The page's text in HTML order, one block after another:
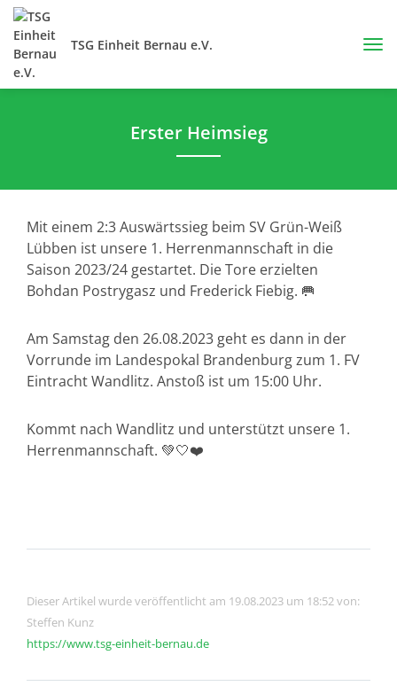
TSG Einheit Bernau e.V.
Erster Heimsieg
Mit einem 2:3 Auswärtssieg beim SV Grün-Weiß
Lübben ist unsere 1. Herrenmannschaft in die
Saison 2023/24 gestartet. Die Tore erzielten
Bohdan Postrygasz und Frederick Fiebig. 🥅
Am Samstag den 26.08.2023 geht es dann in der
Vorrunde im Landespokal Brandenburg zum 1. FV
Eintracht Wandlitz. Anstoß ist um 15:00 Uhr.
Kommt nach Wandlitz und unterstützt unsere 1.
Herrenmannschaft. 💚🤍❤️
Dieser Artikel wurde veröffentlicht am 19.08.2023 um 18:52 von:
Steffen Kunz
https://www.tsg-einheit-bernau.de